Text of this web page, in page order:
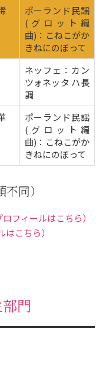
ポーランド民謡
(グロット編
曲)：こねこがか
きねにのぼって
ネッフェ：カン
ツォネッタ ハ長
調
ポーランド民謡
(グロット編
曲)：こねこがか
きねにのぼって
不同）
フィールはこちら）
はこちら）
門